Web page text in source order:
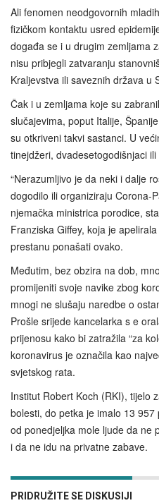
Ali fenomen neodgovornih
fizičkom kontaktu usred
događa se i u drugim zemljama
nisu pribjegli zatvaranju
Kraljevstva ili saveznih država u
Čak i u zemljama koje su
slučajevima, poput Italije,
su otkriveni takvi sastanci. U
tinejdžeri, dvadesetogodišnjaci
“Nerazumljivo je da neki i dalje
dogodilo ili organiziraju Corona-
njemačka ministrica porodice,
Franziska Giffey, koja je
prestanu ponašati ovako.
Međutim, bez obzira na dob,
promijeniti svoje navike zbog
mnogi ne slušaju naredbe o
Prošle srijede kancelarka s e
prijenosu kako bi zatražila “za
koronavirus je označila kao
svjetskog rata.
Institut Robert Koch (RKI), tijelo
bolesti, do petka je imalo 13
od ponedjeljka mole ljude da ne
i da ne idu na privatne zabave.
PRIDRUŽITE SE DISKUSIJI